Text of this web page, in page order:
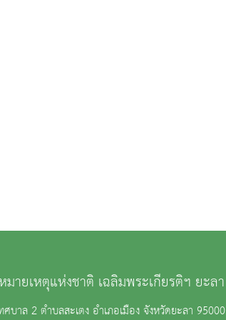
ายเหตุแห่งชาติ เฉลิมพระเกียรติฯ ยะลา
บาล 2 ตำบลสะเตง อำเภอเมือง จังหวัดยะลา 95000